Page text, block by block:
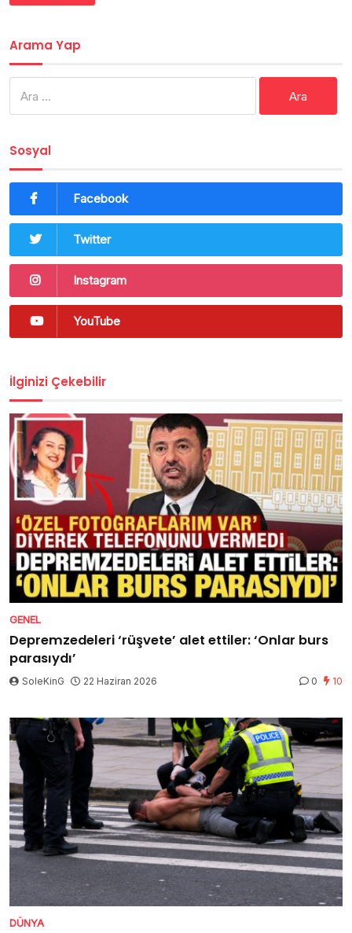
Arama Yap
Sosyal
Facebook
Twitter
Instagram
YouTube
İlginizi Çekebilir
GENEL
Depremzedeleri ‘rüşvete’ alet ettiler: ‘Onlar burs
parasıydı’
SoleKinG 22 Haziran 2026 0 10
DÜNYA